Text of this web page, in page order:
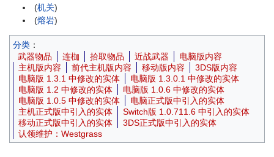
(机关)
(熔岩)
分类 ：
武器物品
连枷 拾取物品 近战武器
电脑版内容
主机版内容
前代主机版内容 移动版内容
3DS版内容
电脑版 1.3.1 中修改的实体
电脑版 1.3.0.1 中修改的实体
电脑版 1.2 中修改的实体
电脑版 1.0.6 中修改的实体
电脑版 1.0.5 中修改的实体
电脑正式版中引入的实体
主机正式版中引入的实体
Switch版 1.0.711.6 中引入的实体
移动正式版中引入的实体
3DS正式版中引入的实体
认领维护：Westgrass